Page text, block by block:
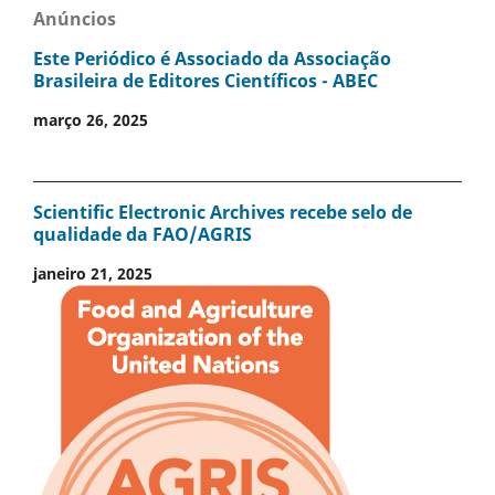
Anúncios
Este Periódico é Associado da Associação
Brasileira de Editores Científicos - ABEC
março 26, 2025
Scientific Electronic Archives recebe selo de
qualidade da FAO/AGRIS
janeiro 21, 2025